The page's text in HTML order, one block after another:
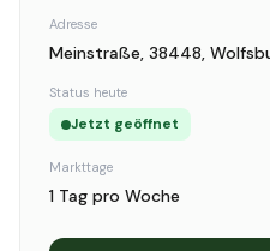
Adresse
Meinstraße, 38448,
Status heute
Jetzt geöffnet
Markttage
1 Tag pro Woche